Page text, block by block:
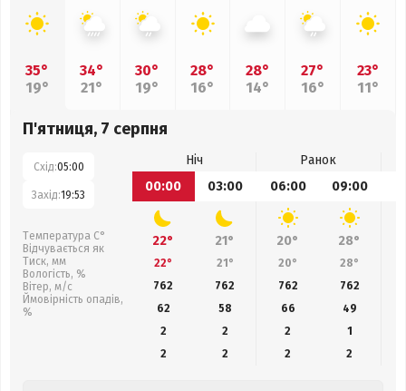
35°
19°
34°
21°
30°
19°
28°
16°
28°
14°
27°
16°
23°
11°
П'ятниця, 7 серпня
Схід:05:00
Захід:19:53
Температура С°
Відчувається як
Тиск, мм
Вологість, %
Вітер, м/с
Ймовірність опадів,
%
Ніч
Ранок
00:00
03:00 06:00 09:00
22° 21° 20° 28°
22° 21° 20° 28°
762
762 762 762
62
58 66
49
2
2 2
1
2
2 2 2